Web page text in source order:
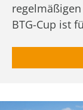
BTG-Cup ist